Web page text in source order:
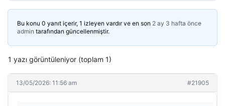
Bu konu 0 yanıt içerir, 1 izleyen vardır ve en son 2 ay 3 hafta önce
admin tarafından güncellenmiştir.
1 yazı görüntüleniyor (toplam 1)
13/05/2026: 11:56 am #21905